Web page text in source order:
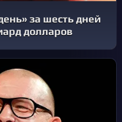
за шесть дней
долларов